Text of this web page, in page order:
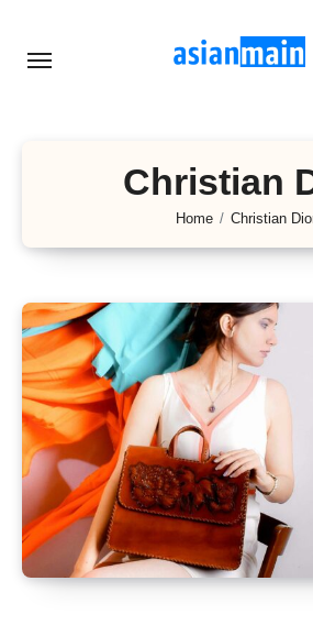
Christian
Home Christian